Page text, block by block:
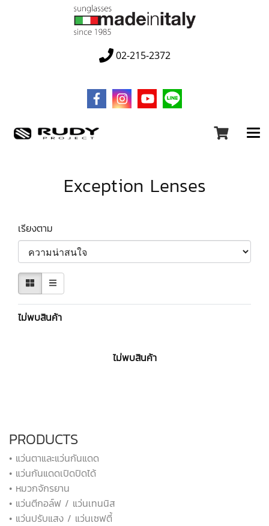
02-215-2372
Exception Lenses
เรียงตาม
ไม่พบสินค้า
ไม่พบสินค้า
PRODUCTS
• แว่นตาและแว่นกันแดด
• แว่นกันแดดเปิดปิดได้
• หมวกจักรยาน
• แว่นตีกอล์ฟ / แว่นเทนนิส
• แว่นปรับแสง / แว่นเซฟตี้